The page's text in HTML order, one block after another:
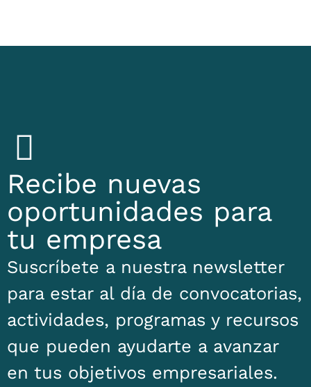
Recibe nuevas
oportunidades para
tu empresa
Suscríbete a nuestra newsletter
para estar al día de convocatorias,
actividades, programas y recursos
que pueden ayudarte a avanzar
en tus objetivos empresariales.